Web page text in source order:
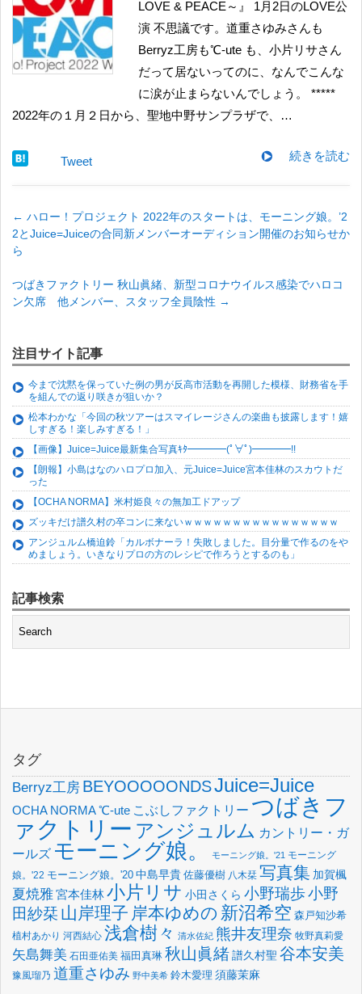
LOVE & PEACE～』 1月2日のLOVE公
演 不思議です。道重さゆみさんも
Berryz工房も℃-ute も、小片リサさん
だって居ないってのに、なんでこんな
に涙が止まらないんでしょう。 *****
2022年の１月２日から、聖地中野サンプラザで、…
続きを読む
Tweet
← ハロー！プロジェクト 2022年のスタートは、モーニング娘。’2
2とJuice=Juiceの合同新メンバーオーディション開催のお知らせか
ら
つばきファクトリー 秋山眞緒、新型コロナウイルス感染でハロコ
ン欠席 他メンバー、スタッフ全員陰性 →
注目サイト記事
今まで沈黙を保っていた例の男が反高市活動を再開した模様、財務省を手
を組んでの返り咲きが狙いか？
松本わかな「今回の秋ツアーはスマイレージさんの楽曲も披露します！嬉
しすぎる！楽しみすぎる！」
【画像】Juice=Juice最新集合写真ｷﾀ━━━━(ﾟ∀ﾟ)━━━━!!
【朗報】小島はなのハロプロ加入、元Juice=Juice宮本佳林のスカウトだ
った
【OCHA NORMA】米村姫良々の無加工ドアップ
ズッキだけ譜久村の卒コンに来ないｗｗｗｗｗｗｗｗｗｗｗｗｗｗｗｗ
アンジュルム橋迫鈴「カルボナーラ！失敗しました。目分量で作るのをや
めましょう。いきなりプロの方のレシピで作ろうとするのも」
記事検索
タグ
Berryz工房 BEYOOOOONDSJuice=Juice
OCHA NORMA℃-ute こぶしファクトリー つばきフ
ァクトリー アンジュルム カントリー・ガ
ールズ モーニング娘。 モーニング娘。'21 モーニング
娘。'22 モーニング娘。'20 中島早貴 佐藤優樹 八木栞 写真集 加賀楓
夏焼雅宮本佳林小片リサ 小田さくら 小野瑞歩小野
田紗栞 山岸理子 岸本ゆめの 新沼希空 森戸知沙希
植村あかり 河西結心 浅倉樹々 清水佐紀 熊井友理奈 牧野真莉愛
矢島舞美 石田亜佑美 福田真琳 秋山眞緒譜久村聖 谷本安美
豫風瑠乃 道重さゆみ 野中美希 鈴木愛理 須藤茉麻